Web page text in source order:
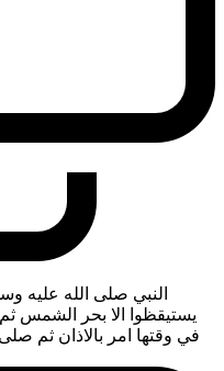
النبي صلى الله عليه
يستيقظوا الا بحر الشمس
في وقتها امر بالاذان ثم